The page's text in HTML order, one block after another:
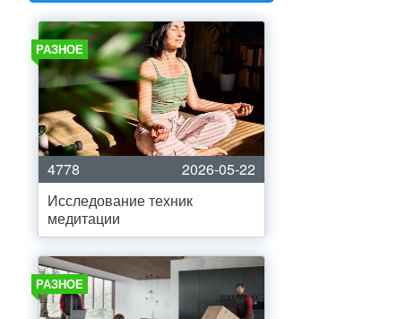
РАЗНОЕ
4778
2026-05-22
Исследование техник
медитации
РАЗНОЕ